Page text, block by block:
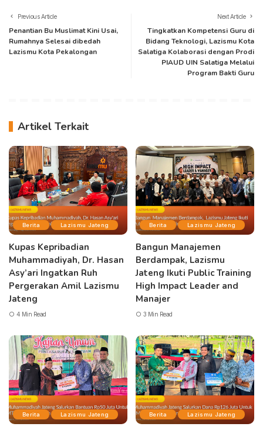
Previous Article
Penantian Bu Muslimat Kini Usai,
Rumahnya Selesai dibedah
Lazismu Kota Pekalongan
Next Article
Tingkatkan Kompetensi Guru di
Bidang Teknologi, Lazismu Kota
Salatiga Kolaborasi dengan Prodi
PIAUD UIN Salatiga Melalui
Program Bakti Guru
Artikel Terkait
Berita Lazismu Jateng
Kupas Kepribadian
Muhammadiyah, Dr. Hasan
Asy’ari Ingatkan Ruh
Pergerakan Amil Lazismu
Jateng
4 Min Read
Berita Lazismu Jateng
Bangun Manajemen
Berdampak, Lazismu
Jateng Ikuti Public Training
High Impact Leader and
Manajer
3 Min Read
Berita Lazismu Jateng Berita Lazismu Jateng